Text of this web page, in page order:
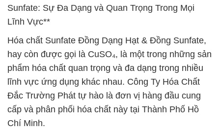
Sunfate: Sự Đa Dạng và Quan Trọng Trong Mọi
Lĩnh Vực**
Hóa chất Sunfate Đồng Dạng Hạt & Đồng Sunfate,
hay còn được gọi là CuSO₄, là một trong những sản
phẩm hóa chất quan trọng và đa dạng trong nhiều
lĩnh vực ứng dụng khác nhau. Công Ty Hóa Chất
Đắc Trường Phát tự hào là đơn vị hàng đầu cung
cấp và phân phối hóa chất này tại Thành Phố Hồ
Chí Minh.